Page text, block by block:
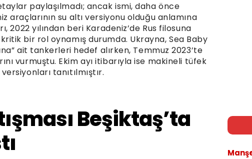
paylaşılmadı; ancak ismi, daha önce
araçlarının su altı versiyonu olduğu anlamına
2022 yılından beri Karadeniz’de Rus filosuna
bir rol oynamış durumda. Ukrayna, Sea Baby
ait tankerleri hedef alırken, Temmuz 2023’te
vurmuştu. Ekim ayı itibarıyla ise makineli tüfek
tanıtılmıştır.